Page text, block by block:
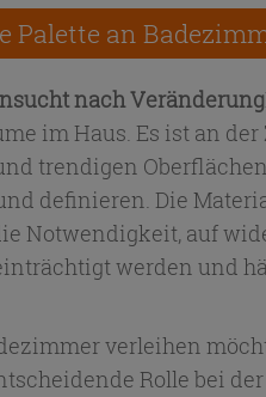
Palette an
nach Veränderung
im Haus. Es ist an
trendigen
definieren. Die
Notwendigkeit, auf
werden und
verleihen
Rolle bei